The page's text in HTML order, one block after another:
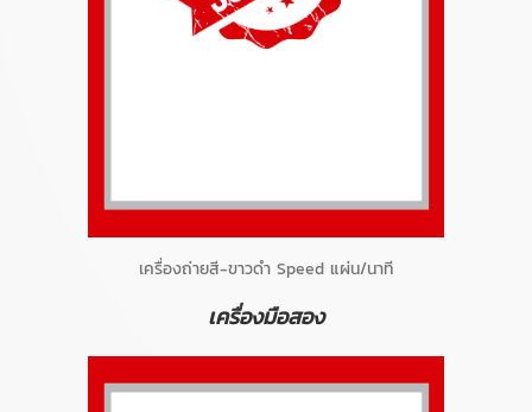
เครื่องถ่ายสี-ขาวดำ Speed แผ่น/นาที
เครื่องมือสอง